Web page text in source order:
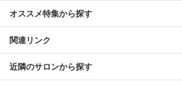
オススメ特集から探す
関連リンク
近隣のサロンから探す